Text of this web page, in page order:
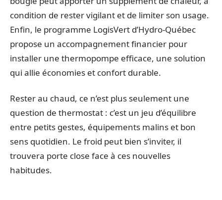
condition de rester vigilant et de limiter son usage.
Enfin, le programme LogisVert d’Hydro-Québec
propose un accompagnement financier pour
installer une thermopompe efficace, une solution
qui allie économies et confort durable.
Rester au chaud, ce n’est plus seulement une
question de thermostat : c’est un jeu d’équilibre
entre petits gestes, équipements malins et bon
sens quotidien. Le froid peut bien s’inviter, il
trouvera porte close face à ces nouvelles
habitudes.